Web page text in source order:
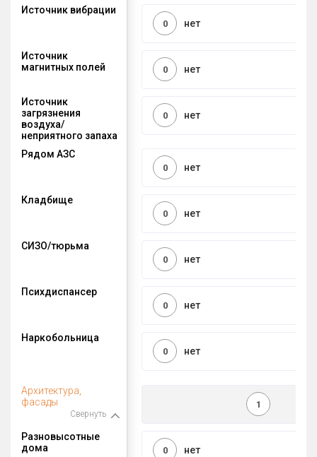
Источник вибрации
нет
0
Источник
магнитных полей
нет
0
Источник
загрязнения
воздуха/
неприятного запаха
нет
0
Рядом АЗС
нет
0
Кладбище
нет
0
СИЗО/тюрьма
нет
0
Психдиспансер
нет
0
Наркобольница
нет
0
Архитектура,
фасады
Свернуть
1
Разновысотные
дома
нет
0